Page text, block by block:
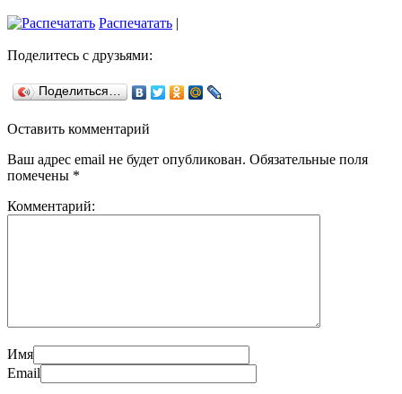
Распечатать |
Поделитесь с друзьями:
Поделиться…
Оставить комментарий
Ваш адрес email не будет опубликован. Обязательные поля
помечены *
Комментарий:
Имя
Email